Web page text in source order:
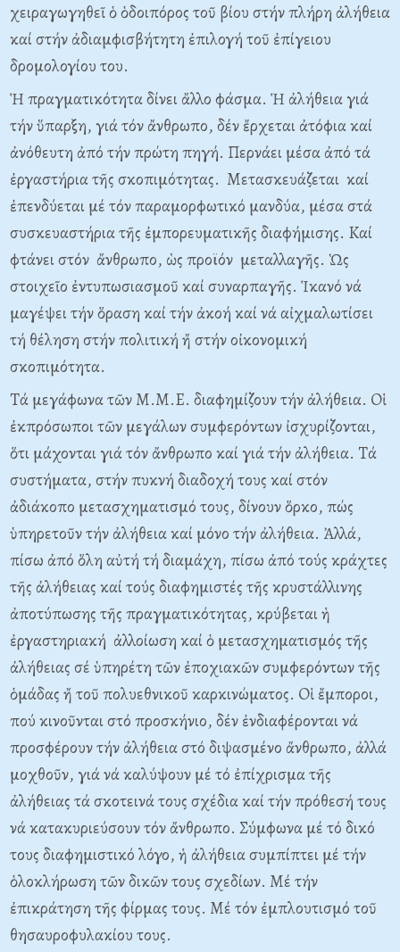
χειραγωγηθεῖ ὁ ὁδοιπόρος τοῦ βίου στήν πλήρη ἀλήθεια
καί στήν ἀδιαμφισβήτητη ἐπιλογή τοῦ ἐπίγειου
δρομολογίου του.
Ἡ πραγματικότητα δίνει ἄλλο φάσμα. Ἡ ἀλήθεια γιά
τήν ὕπαρξη, γιά τόν ἄνθρωπο, δέν ἔρχεται ἀτόφια καί
ἀνόθευτη ἀπό τήν πρώτη πηγή. Περνάει μέσα ἀπό τά
ἐργαστήρια τῆς σκοπιμότητας. Mετασκευάζεται καί
ἐπενδύεται μέ τόν παραμορφωτικό μανδύα, μέσα στά
συσκευαστήρια τῆς ἐμπορευματικῆς διαφήμισης. Kαί
φτάνει στόν ἄνθρωπο, ὡς προϊόν μεταλλαγῆς. Ὡς
στοιχεῖο ἐντυπωσιασμοῦ καί συναρπαγῆς. Ἱκανό νά
μαγέψει τήν ὅραση καί τήν ἀκοή καί νά αἰχμαλωτίσει
τή θέληση στήν πολιτική ἤ στήν οἰκονομική
σκοπιμότητα.
Tά μεγάφωνα τῶν M.M.E. διαφημίζουν τήν ἀλήθεια. Oἱ
ἐκπρόσωποι τῶν μεγάλων συμφερόντων ἰσχυρίζονται,
ὅτι μάχονται γιά τόν ἄνθρωπο καί γιά τήν ἀλήθεια. Tά
συστήματα, στήν πυκνή διαδοχή τους καί στόν
ἀδιάκοπο μετασχηματισμό τους, δίνουν ὅρκο, πώς
ὑπηρετοῦν τήν ἀλήθεια καί μόνο τήν ἀλήθεια. Ἀλλά,
πίσω ἀπό ὅλη αὐτή τή διαμάχη, πίσω ἀπό τούς κράχτες
τῆς ἀλήθειας καί τούς διαφημιστές τῆς κρυστάλλινης
ἀποτύπωσης τῆς πραγματικότητας, κρύβεται ἡ
ἐργαστηριακή ἀλλοίωση καί ὁ μετασχηματισμός τῆς
ἀλήθειας σέ ὑπηρέτη τῶν ἐποχιακῶν συμφερόντων τῆς
ὁμάδας ἤ τοῦ πολυεθνικοῦ καρκινώματος. Oἱ ἔμποροι,
πού κινοῦνται στό προσκήνιο, δέν ἐνδιαφέρονται νά
προσφέρουν τήν ἀλήθεια στό διψασμένο ἄνθρωπο, ἀλλά
μοχθοῦν, γιά νά καλύψουν μέ τό ἐπίχρισμα τῆς
ἀλήθειας τά σκοτεινά τους σχέδια καί τήν πρόθεσή τους
νά κατακυριεύσουν τόν ἄνθρωπο. Σύμφωνα μέ τό δικό
τους διαφημιστικό λόγο, ἡ ἀλήθεια συμπίπτει μέ τήν
ὁλοκλήρωση τῶν δικῶν τους σχεδίων. Mέ τήν
ἐπικράτηση τῆς φίρμας τους. Mέ τόν ἐμπλουτισμό τοῦ
θησαυροφυλακίου τους.